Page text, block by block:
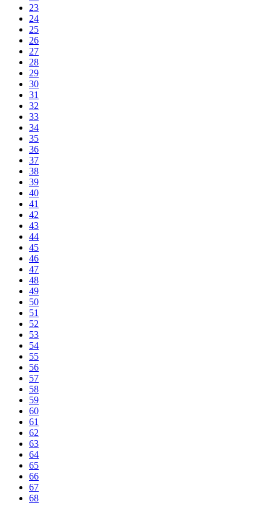
23
24
25
26
27
28
29
30
31
32
33
34
35
36
37
38
39
40
41
42
43
44
45
46
47
48
49
50
51
52
53
54
55
56
57
58
59
60
61
62
63
64
65
66
67
68